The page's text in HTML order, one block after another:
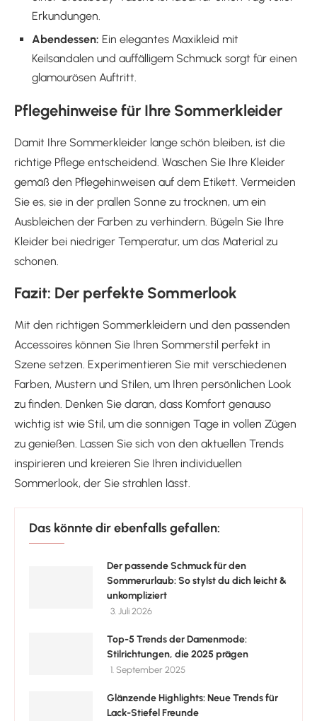
Erkundungen.
Abendessen: Ein elegantes Maxikleid mit
Keilsandalen und auffälligem Schmuck sorgt für einen
glamourösen Auftritt.
Pflegehinweise für Ihre Sommerkleider
Damit Ihre Sommerkleider lange schön bleiben, ist die
richtige Pflege entscheidend. Waschen Sie Ihre Kleider
gemäß den Pflegehinweisen auf dem Etikett. Vermeiden
Sie es, sie in der prallen Sonne zu trocknen, um ein
Ausbleichen der Farben zu verhindern. Bügeln Sie Ihre
Kleider bei niedriger Temperatur, um das Material zu
schonen.
Fazit: Der perfekte Sommerlook
Mit den richtigen Sommerkleidern und den passenden
Accessoires können Sie Ihren Sommerstil perfekt in
Szene setzen. Experimentieren Sie mit verschiedenen
Farben, Mustern und Stilen, um Ihren persönlichen Look
zu finden. Denken Sie daran, dass Komfort genauso
wichtig ist wie Stil, um die sonnigen Tage in vollen Zügen
zu genießen. Lassen Sie sich von den aktuellen Trends
inspirieren und kreieren Sie Ihren individuellen
Sommerlook, der Sie strahlen lässt.
Das könnte dir ebenfalls gefallen:
Der passende Schmuck für den
Sommerurlaub: So stylst du dich leicht &
unkompliziert
3. Juli 2026
Top-5 Trends der Damenmode:
Stilrichtungen, die 2025 prägen
1. September 2025
Glänzende Highlights: Neue Trends für
Lack-Stiefel Freunde